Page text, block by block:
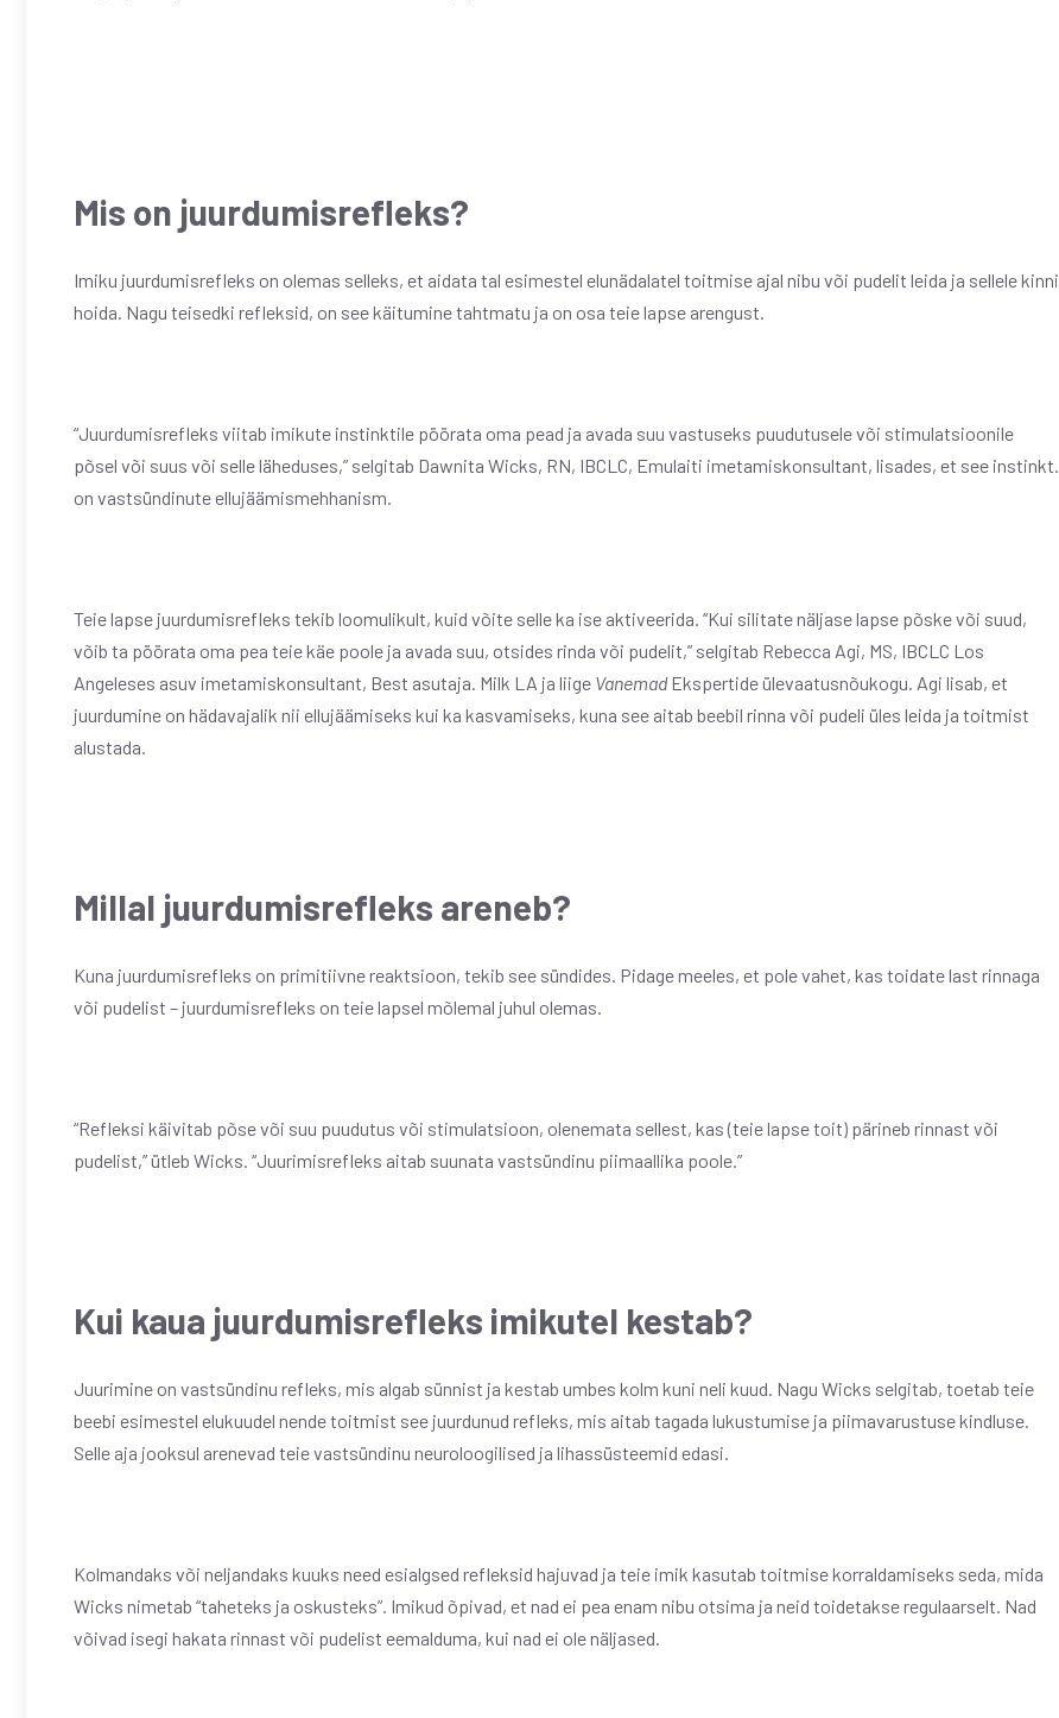
Mis on juurdumisrefleks?
Imiku juurdumisrefleks on olemas selleks, et aidata tal esimestel elunädalatel toitmise ajal nibu või pudelit leida ja sellele kinni
hoida. Nagu teisedki refleksid, on see käitumine tahtmatu ja on osa teie lapse arengust.
“Juurdumisrefleks viitab imikute instinktile pöörata oma pead ja avada suu vastuseks puudutusele või stimulatsioonile
põsel või suus või selle läheduses,” selgitab Dawnita Wicks, RN, IBCLC, Emulaiti imetamiskonsultant, lisades, et see instinkt.
on vastsündinute ellujäämismehhanism.
Teie lapse juurdumisrefleks tekib loomulikult, kuid võite selle ka ise aktiveerida. “Kui silitate näljase lapse põske või suud,
võib ta pöörata oma pea teie käe poole ja avada suu, otsides rinda või pudelit,” selgitab Rebecca Agi, MS, IBCLC Los
Angeleses asuv imetamiskonsultant, Best asutaja. Milk LA ja liige VanemadEkspertide ülevaatusnõukogu. Agi lisab, et
juurdumine on hädavajalik nii ellujäämiseks kui ka kasvamiseks, kuna see aitab beebil rinna või pudeli üles leida ja toitmist
alustada.
Millal juurdumisrefleks areneb?
Kuna juurdumisrefleks on primitiivne reaktsioon, tekib see sündides. Pidage meeles, et pole vahet, kas toidate last rinnaga
või pudelist – juurdumisrefleks on teie lapsel mõlemal juhul olemas.
“Refleksi käivitab põse või suu puudutus või stimulatsioon, olenemata sellest, kas (teie lapse toit) pärineb rinnast või
pudelist,” ütleb Wicks. “Juurimisrefleks aitab suunata vastsündinu piimaallika poole.”
Kui kaua juurdumisrefleks imikutel kestab?
Juurimine on vastsündinu refleks, mis algab sünnist ja kestab umbes kolm kuni neli kuud. Nagu Wicks selgitab, toetab teie
beebi esimestel elukuudel nende toitmist see juurdunud refleks, mis aitab tagada lukustumise ja piimavarustuse kindluse.
Selle aja jooksul arenevad teie vastsündinu neuroloogilised ja lihassüsteemid edasi.
Kolmandaks või neljandaks kuuks need esialgsed refleksid hajuvad ja teie imik kasutab toitmise korraldamiseks seda, mida
Wicks nimetab “taheteks ja oskusteks”. Imikud õpivad, et nad ei pea enam nibu otsima ja neid toidetakse regulaarselt. Nad
võivad isegi hakata rinnast või pudelist eemalduma, kui nad ei ole näljased.